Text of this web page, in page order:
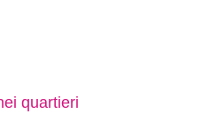
quartieri